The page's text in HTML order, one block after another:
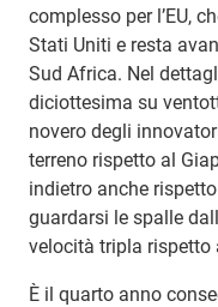
complesso per l’EU,
Stati Uniti e resta
Sud Africa. Nel
diciottesima su
novero degli
terreno rispetto al
indietro anche
guardarsi le spalle
velocità tripla rispetto
È il quarto anno